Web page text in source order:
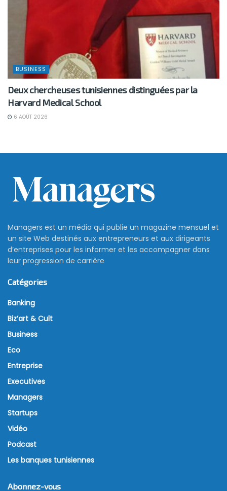
BUSINESS
Deux chercheuses tunisiennes distinguées par la
Harvard Medical School
6 AOÛT 2026
Managers est un média qui publie un magazine mensuel et
un site Web destinés aux entrepreneurs et aux dirigeants
d’entreprises pour les informer et les accompagner dans
leur progression de carrière
Catégories
Banking
Biz’art & Cult
Business
Eco
Entreprise
Executives
Managers
Startups
Vidéo
Podcast
Les banques tunisiennes
Abonnez-vous